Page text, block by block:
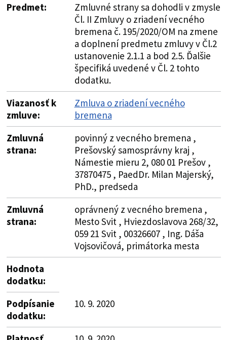
Predmet:
Zmluvné strany sa dohodli v zmysle
Čl. II Zmluvy o zriadení vecného
bremena č. 195/2020/OM na zmene
a doplnení predmetu zmluvy v Čl.2
ustanovenie 2.1.1 a bod 2.5. Ďalšie
špecifiká uvedené v Čl. 2 tohto
dodatku.
Viazanosť k
zmluve:
Zmluva o zriadení vecného
bremena
Zmluvná
strana:
povinný z vecného bremena ,
Prešovský samosprávny kraj ,
Námestie mieru 2, 080 01 Prešov ,
37870475 , PaedDr. Milan Majerský,
PhD., predseda
Zmluvná
strana:
oprávnený z vecného bremena ,
Mesto Svit , Hviezdoslavova 268/32,
059 21 Svit , 00326607 , Ing. Dáša
Vojsovičová, primátorka mesta
Hodnota
dodatku:
Podpísanie
dodatku:
10. 9. 2020